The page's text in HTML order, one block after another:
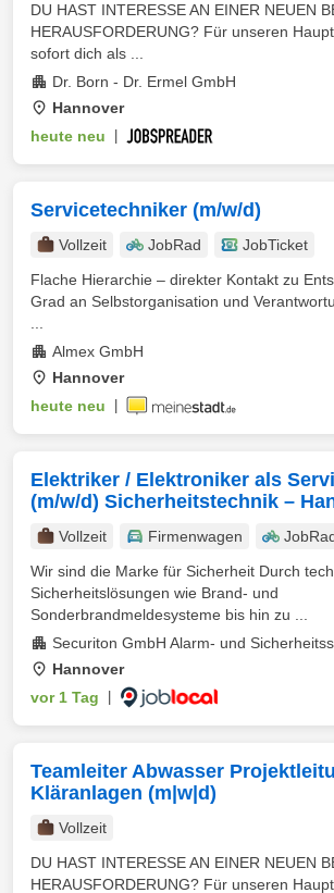
DU HAST INTERESSE AN EINER NEUEN
HERAUSFORDERUNG? Für unseren
sofort dich als ...
Dr. Born - Dr. Ermel GmbH
Hannover
heute neu
Servicetechniker (m/w/d)
Vollzeit JobRad
JobTicket
Flache Hierarchie – direkter Kontakt zu
Grad an Selbstorganisation und
Almex GmbH
Hannover
heute neu
Elektriker / Elektroniker als
(m/w/d) Sicherheitstechnik –
Vollzeit Firmenwagen
Wir sind die Marke für Sicherheit Durch
Sicherheitslösungen wie Brand- und
Sonderbrandmeldesysteme bis hin zu ...
Securiton GmbH Alarm- und
Hannover
vor 1 Tag
Teamleiter Abwasser
Kläranlagen (m|w|d)
Vollzeit
DU HAST INTERESSE AN EINER NEUEN
HERAUSFORDERUNG? Für unseren